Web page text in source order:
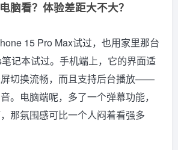
脑看？体验差距大不大？
15 Pro Max试过，也用家里那台
记本试过。手机端上，它的界面适
切换流畅，而且支持后台播放——
。电脑端呢，多了一个弹幕功能，
那氛围感可比一个人闷着看强多